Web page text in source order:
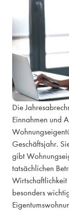
Die
Einnahmen und
Geschäftsjahr.
gibt
tatsächlichen
besonders